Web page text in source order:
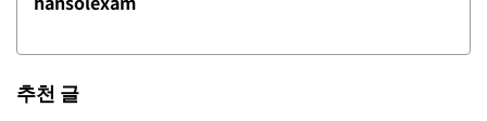
추천 글